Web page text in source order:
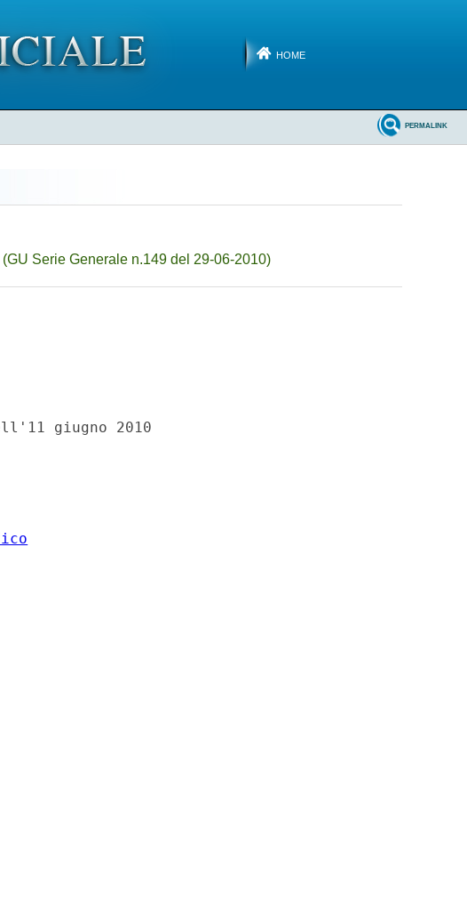
HOME
PERMALINK
(GU Serie Generale n.149 del 29-06-2010)